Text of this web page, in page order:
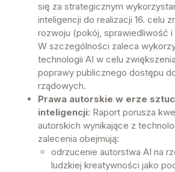
się za strategicznym
inteligencji do realizacji 16. celu
rozwoju (pokój, sprawiedliwość
W szczególności zaleca
technologii AI w celu
poprawy publicznego dostępu
rządowych.
Prawa autorskie w erze
inteligencji: Raport porusza
autorskich wynikające z
zalecenia obejmują:
odrzucenie autorstwa AI na
ludzkiej kreatywności jako